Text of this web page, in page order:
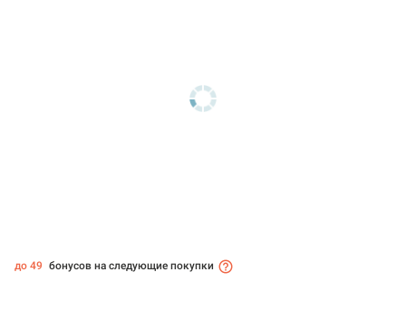
до 49 бонусов на следующие покупки